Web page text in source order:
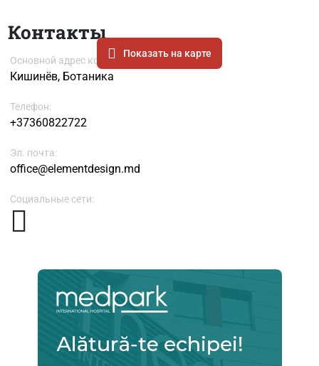
Контакты
Показать на карте
Основной адрес компании
Кишинёв, Ботаника
Телефон:
+37360822722
Эл. почта:
office@elementdesign.md
Социальные сети: